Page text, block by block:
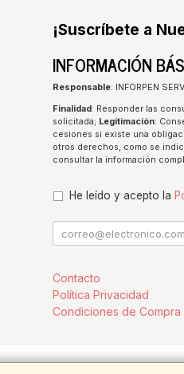
¡Suscríbete a
INFORMACIÓN
Responsable: INFORPEN
Finalidad: Responder las
solicitada; Legitimación:
cesiones si existe una
otros derechos, como se
consultar la información
He leído y acepto la
Contacto
Política Privacidad
Condiciones de Compra